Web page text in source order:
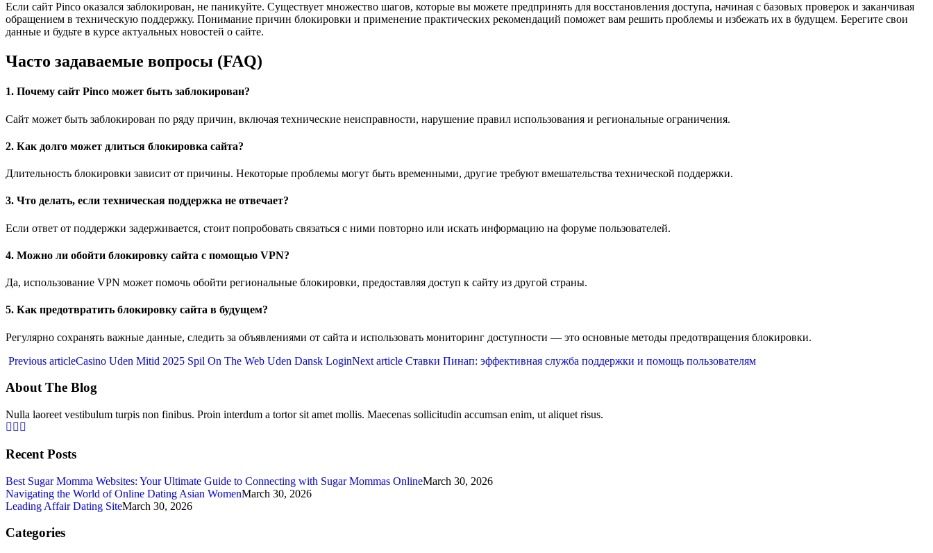
Если сайт Pinco оказался заблокирован, не паникуйте. Существует множество шагов, которые вы можете предпринять для восстановления доступа, начиная с базовых проверок и заканчивая
обращением в техническую поддержку. Понимание причин блокировки и применение практических рекомендаций поможет вам решить проблемы и избежать их в будущем. Берегите свои
данные и будьте в курсе актуальных новостей о сайте.
Часто задаваемые вопросы (FAQ)
1. Почему сайт Pinco может быть заблокирован?
Сайт может быть заблокирован по ряду причин, включая технические неисправности, нарушение правил использования и региональные ограничения.
2. Как долго может длиться блокировка сайта?
Длительность блокировки зависит от причины. Некоторые проблемы могут быть временными, другие требуют вмешательства технической поддержки.
3. Что делать, если техническая поддержка не отвечает?
Если ответ от поддержки задерживается, стоит попробовать связаться с ними повторно или искать информацию на форуме пользователей.
4. Можно ли обойти блокировку сайта с помощью VPN?
Да, использование VPN может помочь обойти региональные блокировки, предоставляя доступ к сайту из другой страны.
5. Как предотвратить блокировку сайта в будущем?
Регулярно сохранять важные данные, следить за объявлениями от сайта и использовать мониторинг доступности — это основные методы предотвращения блокировки.
Previous articleCasino Uden Mitid 2025 Spil On The Web Uden Dansk LoginNext article Ставки Пинап: эффективная служба поддержки и помощь пользователям
About The Blog
Nulla laoreet vestibulum turpis non finibus. Proin interdum a tortor sit amet mollis. Maecenas sollicitudin accumsan enim, ut aliquet risus.
Recent Posts
Best Sugar Momma Websites: Your Ultimate Guide to Connecting with Sugar Mommas OnlineMarch 30, 2026
Navigating the World of Online Dating Asian WomenMarch 30, 2026
Leading Affair Dating SiteMarch 30, 2026
Categories